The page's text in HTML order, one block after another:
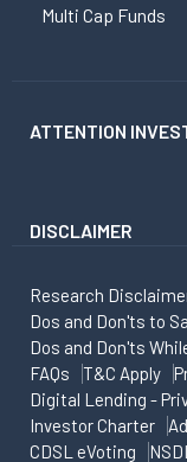
Multi Cap Funds
ATTENTION
DISCLAIMER
Research
Dos and Don'ts to
Dos and Don'ts
FAQs
T&C Apply
Digital Lending -
Investor Charter
CDSL eVoting